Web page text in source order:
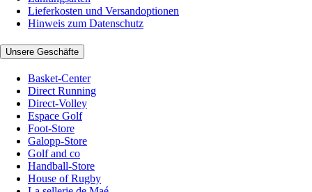
Lieferkosten und Versandoptionen
Hinweis zum Datenschutz
Unsere Geschäfte
Basket-Center
Direct Running
Direct-Volley
Espace Golf
Foot-Store
Galopp-Store
Golf and co
Handball-Store
House of Rugby